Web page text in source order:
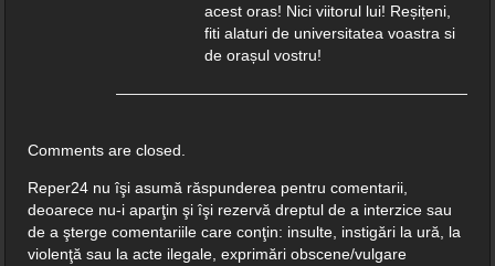
acest oras! Nici viitorul lui! Reșițeni,
fiti alaturi de universitatea voastra si
de orașul vostru!
Comments are closed.
Reper24 nu îşi asumă răspunderea pentru comentarii,
deoarece nu-i aparţin şi îşi rezervă dreptul de a interzice sau
de a şterge comentariile care conţin: insulte, instigări la ură, la
violenţă sau la acte ilegale, exprimări obscene/vulgare